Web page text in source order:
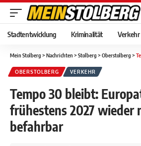
Stadtentwicklung Kriminalität Verkehr
Mein Stolberg > Nachrichten > Stolberg > Oberstolberg >
OBERSTOLBERG VERKEHR
Tempo 30 bleibt:
frühestens 2027 wieder
befahrbar